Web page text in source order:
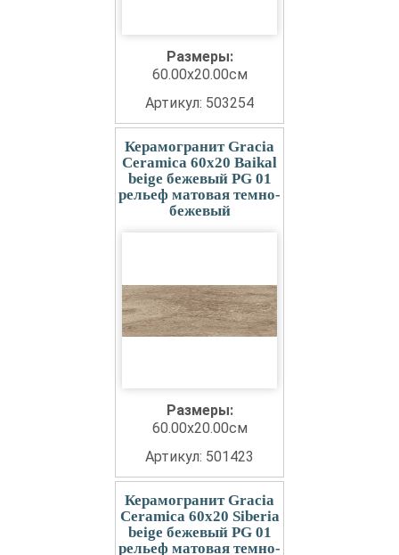
Размеры:
60.00x20.00см
Артикул: 503254
Керамогранит Gracia
Ceramica 60x20 Baikal
beige бежевый PG 01
рельеф матовая темно-
бежевый
Размеры:
60.00x20.00см
Артикул: 501423
Керамогранит Gracia
Ceramica 60x20 Siberia
beige бежевый PG 01
рельеф матовая темно-